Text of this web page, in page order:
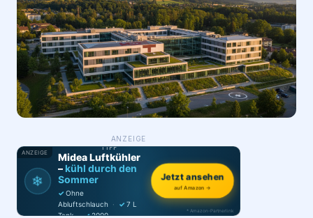
Login
Firma eintragen
ANZEIGE
ANZEIGE
❄
PRODUKT-
TIPP
Midea Luftkühler
–kühl durch den
Sommer
✓ Ohne
Abluftschlauch · ✓ 7 L
Tank · ✓2000
Jetzt ansehen
auf Amazon →
* Amazon-Partnerlink